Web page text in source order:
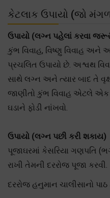
કેટલાક ઉપાયો (જો મંગળ
ઉપાયો (લગ્ન પહેલાં કરવા
કુંભ વિવાહ, વિષ્ણુ વિવાહ અને
પ્રચલિત ઉપાયો છે. અશ્વથ
સાથે લગ્ન અને ત્યાર બાદ તે
જાણીતો કુંભ વિવાહ એટલે એક
ઘડાને ફોડી નાંખવો.
ઉપાયો (લગ્ન પછી કરી શકાય)
પૂજાઘરમાં કેસરિયા ગણપતિ
રાખી તેમની દરરોજ પૂજા કરવી.
દરરોજ હનુમાન ચાલીસાનો